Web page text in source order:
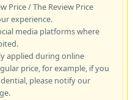
Price / The Review Price
experience.
media platforms where
applied during online
price, for example, if you
please notify our